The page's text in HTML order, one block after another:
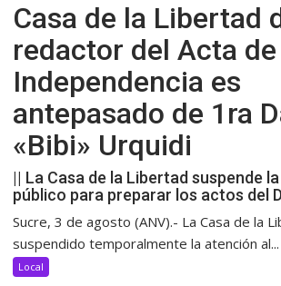
Casa de la Libertad
redactor del Acta
Independencia es
antepasado de 1ra
«Bibi» Urquidi
|| La Casa de la Libertad suspende
público para preparar los actos del
Sucre, 3 de agosto (ANV).- La Casa de la
suspendido temporalmente la atención al...
Local